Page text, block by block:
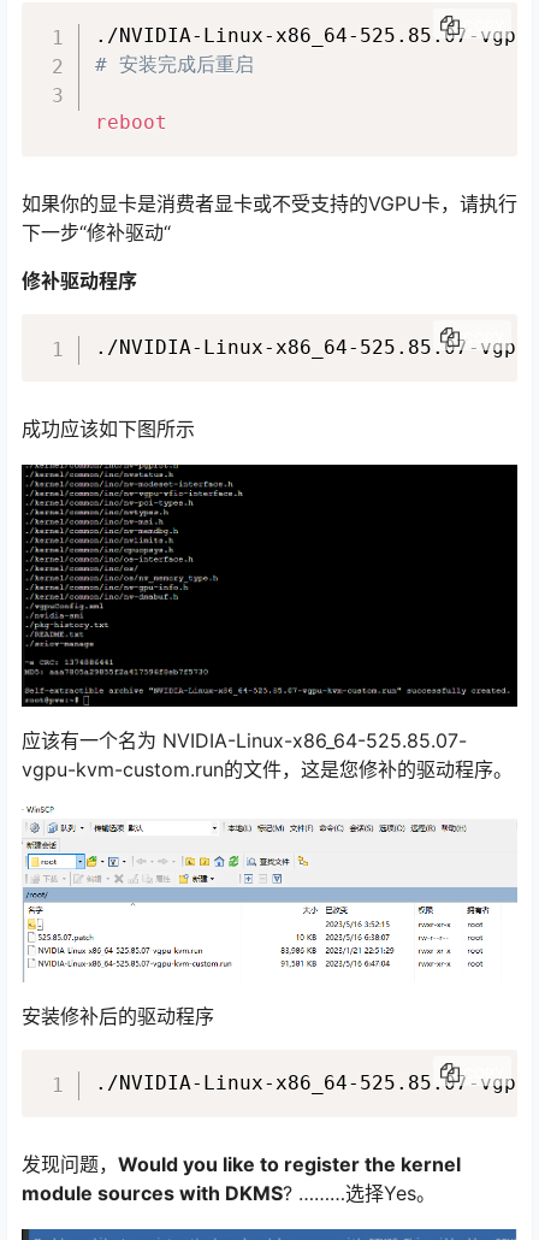
# 安装完成后重启
reboot
COPY
如果你的显卡是消费者显卡或不受支持的VGPU卡，请执行
下一步“修补驱动“
修补驱动程序
./NVIDIA-Linux-x86_64-525.85.07-
COPY
成功应该如下图所示
应该有一个名为 NVIDIA-Linux-x86_64-525.85.07-
vgpu-kvm-custom.run的文件，这是您修补的驱动程序。
安装修补后的驱动程序
./NVIDIA-Linux-x86_64-525.85.07-COPY
发现问题， Would you like to register the kernel
module sources with DKMS? ………选择Yes。